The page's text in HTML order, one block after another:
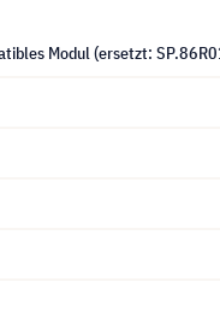
Modul (ersetzt: